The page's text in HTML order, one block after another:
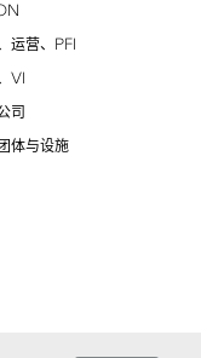
运营、 PFI
VI
司
体与设施